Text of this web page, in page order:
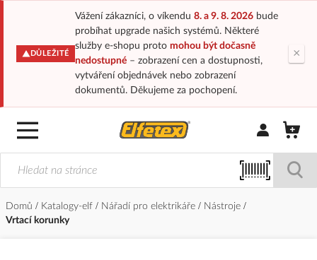
DŮLEŽITÉ
Vážení zákazníci, o víkendu 8. a 9. 8. 2026bude
probíhat upgrade našich systémů. Některé
služby e-shopu proto mohou být dočasně
nedostupné– zobrazení cen a dostupnosti,
vytváření objednávek nebo zobrazení
dokumentů. Děkujeme za pochopení.
×
Přihlásit/
Domů Katalogy-elf Nářadí pro elektrikáře
Nástroje
Vrtací korunky